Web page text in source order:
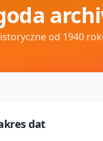
od 1940
dat